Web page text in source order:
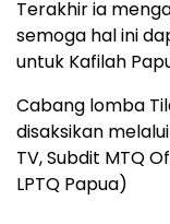
Terakhir ia
semoga hal ini
untuk Kafilah
Cabang lomba
disaksikan
TV, Subdit MTQ
LPTQ Papua)